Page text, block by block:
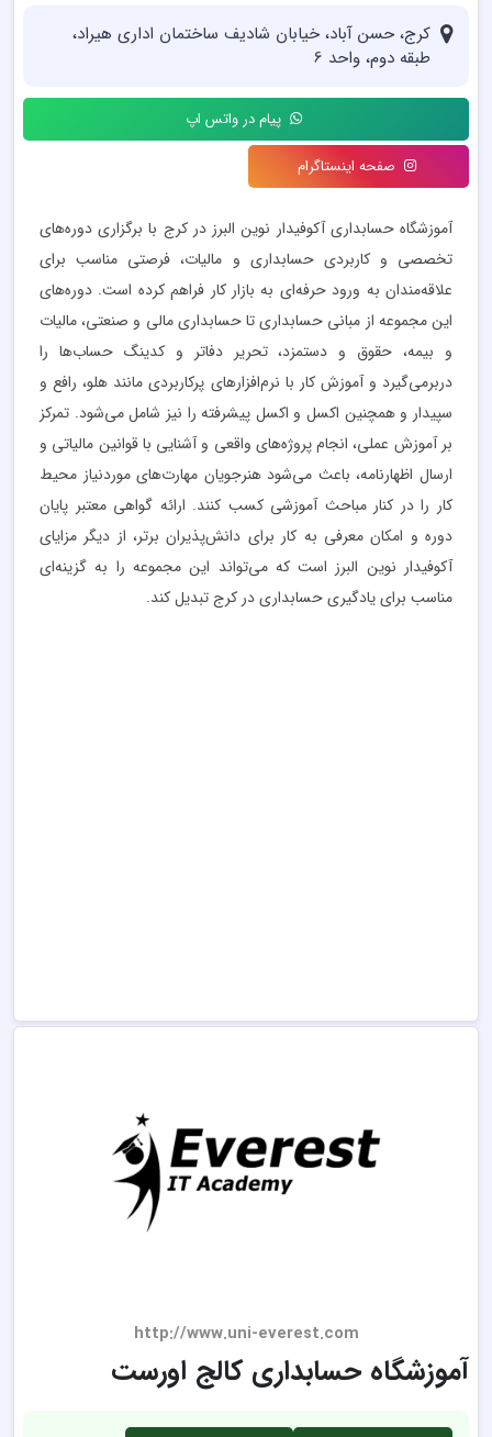
کرج، حسن آباد، خیابان شادیف ساختمان اداری هیراد،
طبقه دوم، واحد 6
پیام در واتس اپ
صفحه اینستاگرام
آموزشگاه حسابداری آکوفیدار نوین البرز در کرج با برگزاری دوره‌های
تخصصی و کاربردی حسابداری و مالیات، فرصتی مناسب برای
علاقه‌مندان به ورود حرفه‌ای به بازار کار فراهم کرده است. دوره‌های
این مجموعه از مبانی حسابداری تا حسابداری مالی و صنعتی، مالیات
و بیمه، حقوق و دستمزد، تحریر دفاتر و کدینگ حساب‌ها را
دربرمی‌گیرد و آموزش کار با نرم‌افزارهای پرکاربردی مانند هلو، رافع و
سپیدار و همچنین اکسل و اکسل پیشرفته را نیز شامل می‌شود. تمرکز
بر آموزش عملی، انجام پروژه‌های واقعی و آشنایی با قوانین مالیاتی و
ارسال اظهارنامه، باعث می‌شود هنرجویان مهارت‌های موردنیاز محیط
کار را در کنار مباحث آموزشی کسب کنند. ارائه گواهی معتبر پایان
دوره و امکان معرفی به کار برای دانش‌پذیران برتر، از دیگر مزایای
آکوفیدار نوین البرز است که می‌تواند این مجموعه را به گزینه‌ای
مناسب برای یادگیری حسابداری در کرج تبدیل کند.
http://www.uni-everest.com
آموزشگاه حسابداری کالج اورست